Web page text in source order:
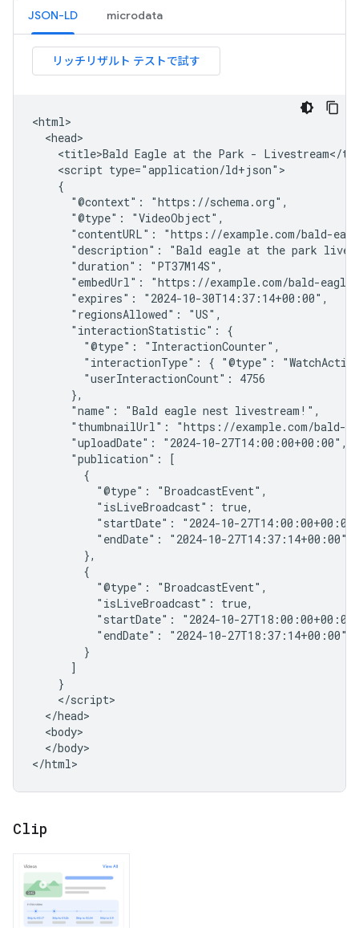
JSON-LD microdata
<html>
  <head>
<title>Bald Eagle at the Park - Livestream</
    <script type="application/ld+json">
    {
      "@context": "https://schema.org",
      "@type": "VideoObject",
"contentURL": "https://example.com/bald-
"description": "Bald eagle at the park
      "duration": "PT37M14S",
"embedUrl": "https://example.com/bald-
      "expires": "2024-10-30T14:37:14+00:00",
      "regionsAllowed": "US",
      "interactionStatistic": {
        "@type": "InteractionCounter",
"interactionType": { "@type":
        "userInteractionCount": 4756
      },
      "name": "Bald eagle nest livestream!",
"thumbnailUrl": "https://example.com/bald-
      "uploadDate": "2024-10-27T14:00:00+00:00",
      "publication": [
        {
          "@type": "BroadcastEvent",
          "isLiveBroadcast": true,
"startDate": "2024-10-
          "endDate": "2024-10-27T14:37:14+00:00"
        },
        {
          "@type": "BroadcastEvent",
          "isLiveBroadcast": true,
"startDate": "2024-10-
          "endDate": "2024-10-27T18:37:14+00:00"
        }
      ]
    }
    </script>
  </head>
  <body>
  </body>
</html>
Clip